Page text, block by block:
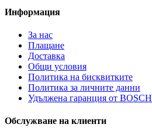
Информация
За нас
Плащане
Доставка
Общи условия
Политика на бисквитките
Политика за личните данни
Удължена гаранция от BOSCH
Обслужване на клиенти